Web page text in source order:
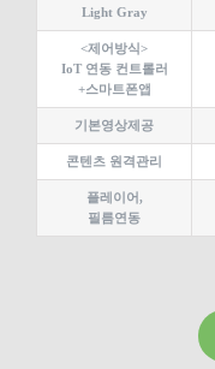
Light Gray
<제어방식>
IoT 연동 컨트롤러
+스마트폰앱
기본영상제공
콘텐츠 원격관리
플레이어,
필름연동